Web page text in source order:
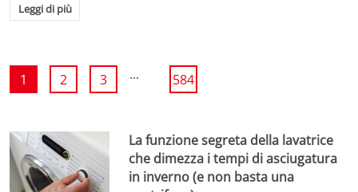
Leggi di più
1 2 3 ... 584
La funzione segreta della lavatrice
che dimezza i tempi di asciugatura
in inverno (e non basta una